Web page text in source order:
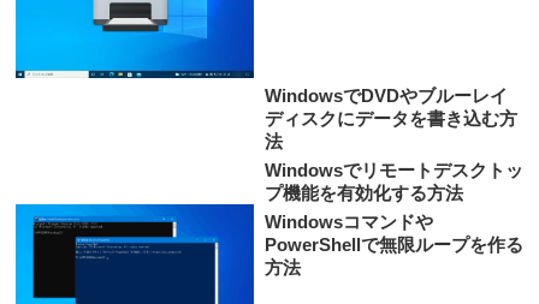
WindowsでDVDやブルーレイ
ディスクにデータを書き込む方
法
Windowsでリモートデスクトッ
プ機能を有効化する方法
Windowsコマンドや
PowerShellで無限ループを作る
方法